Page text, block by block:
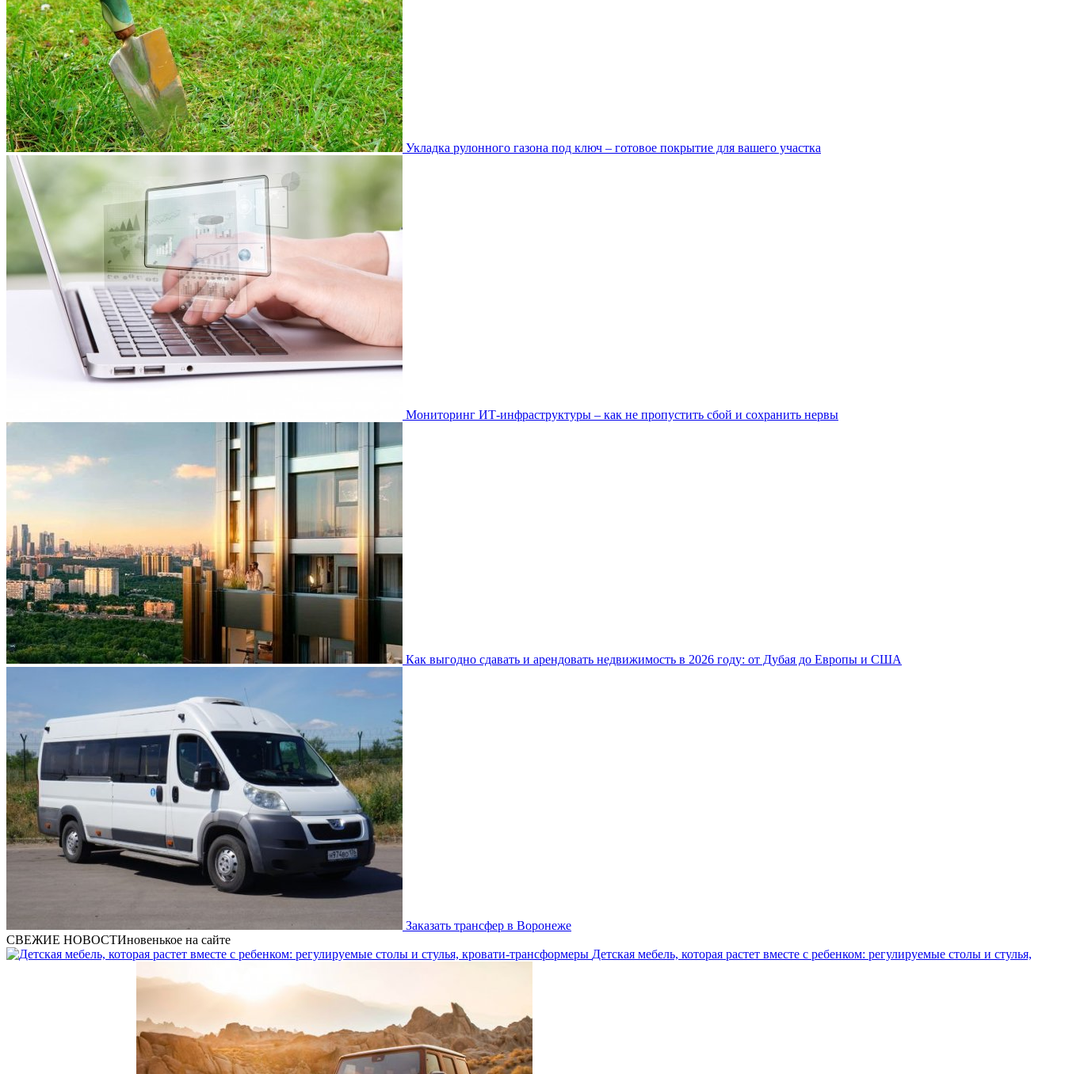
Укладка рулонного газона под ключ – готовое покрытие для вашего участка
Мониторинг ИТ-инфраструктуры – как не пропустить сбой и сохранить нервы
Как выгодно сдавать и арендовать недвижимость в 2026 году: от Дубая до Европы и США
Заказать трансфер в Воронеже
СВЕЖИЕ НОВОСТИновенькое на сайте
Детская мебель, которая растет вместе с ребенком: регулируемые столы и стулья,